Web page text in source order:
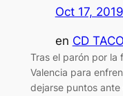
Oct 17, 2019
en CD
Tras el parón por la
Valencia para
dejarse puntos